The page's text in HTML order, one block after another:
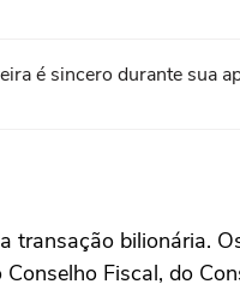
é sincero durante sua
bilionária.
Fiscal, do